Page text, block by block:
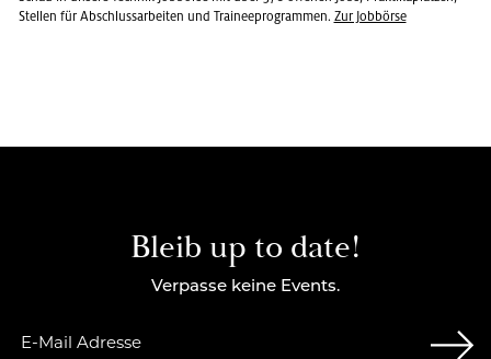
Stellen für Abschlussarbeiten und Traineeprogrammen. Zur Job­bör­se
Bleib up to date!
Verpasse keine Events.